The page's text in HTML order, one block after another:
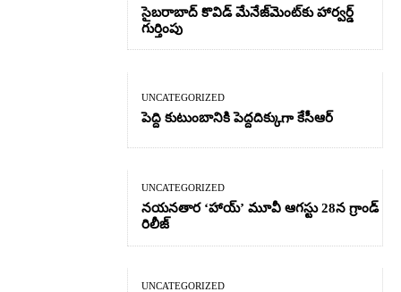
సైబరాబాద్‌ కొవిడ్‌ మేనేజ్‌మెంట్‌కు హార్వర్డ్‌
గుర్తింపు
UNCATEGORIZED
పెద్ది కుటుంబానికి పెద్దదిక్కుగా కేసీఆర్
UNCATEGORIZED
నయనతార ‘హాయ్’ మూవీ ఆగస్టు 28న గ్రాండ్
రిలీజ్
UNCATEGORIZED